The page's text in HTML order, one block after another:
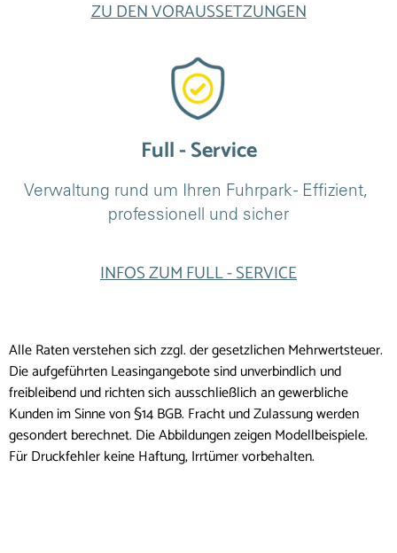
ZU DEN VORAUSSETZUNGEN
Full - Service
Verwaltung rund um Ihren Fuhrpark - Effizient,
professionell und sicher
INFOS ZUM FULL - SERVICE
Alle Raten verstehen sich zzgl. der gesetzlichen Mehrwertsteuer.
Die aufgeführten Leasingangebote sind unverbindlich und
freibleibend und richten sich ausschließlich an gewerbliche
Kunden im Sinne von §14 BGB. Fracht und Zulassung werden
gesondert berechnet. Die Abbildungen zeigen Modellbeispiele.
Für Druckfehler keine Haftung, Irrtümer vorbehalten.